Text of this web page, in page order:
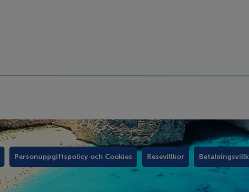
Personuppgiftspolicy och Cookies Resevillkor